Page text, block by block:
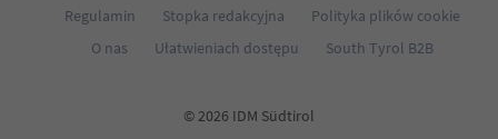
Regulamin
Stopka redakcyjna
Polityka plików cookie
O nas
Ułatwieniach dostępu South Tyrol B2B
© 2026 IDM Südtirol